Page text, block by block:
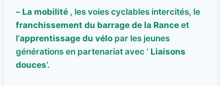
– La mobilité , les voies cyclables intercités, le
franchissement du barrage de la Rance et
l’apprentissage du vélo par les jeunes
générations en partenariat avec ‘ Liaisons
douces‘.